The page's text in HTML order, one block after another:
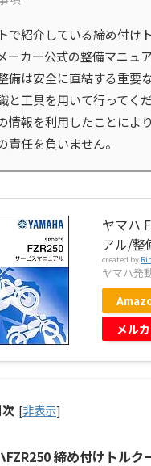
で紹介している締め付け
ーカー公式の整備マニュ
備は安全に直結する重要
と工具を用いて行ってくだ
情報を利用したことによ
責任を負いません。
ヤマハ
アル/整
created by
ヤマハ発
メル
次 [非表示]
FZR250 締め付けトルク